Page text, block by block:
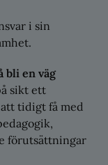
i sin
bli en väg
sikt ett
tidigt få med
förutsättningar